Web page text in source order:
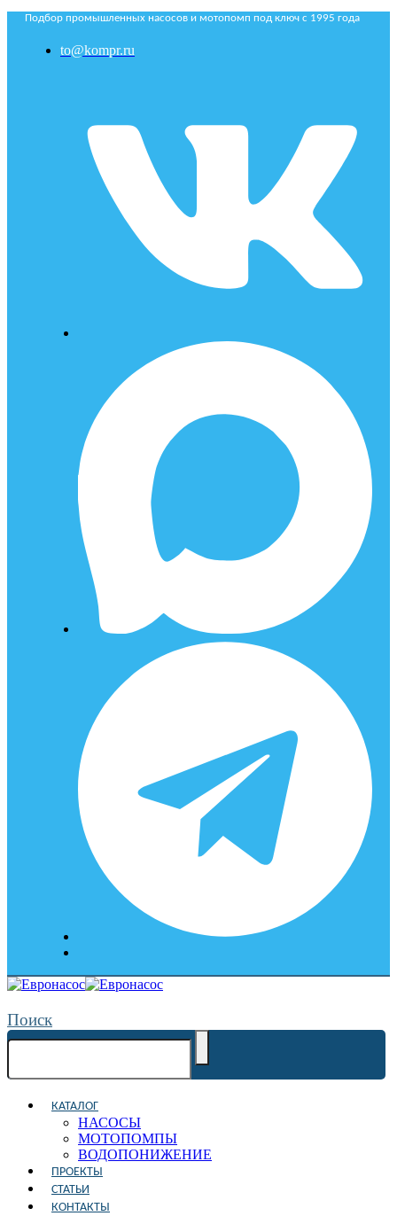
Подбор промышленных насосов и мотопомп под ключ с 1995 года
to@kompr.ru
Поиск
КАТАЛОГ
НАСОСЫ
МОТОПОМПЫ
ВОДОПОНИЖЕНИЕ
ПРОЕКТЫ
СТАТЬИ
КОНТАКТЫ